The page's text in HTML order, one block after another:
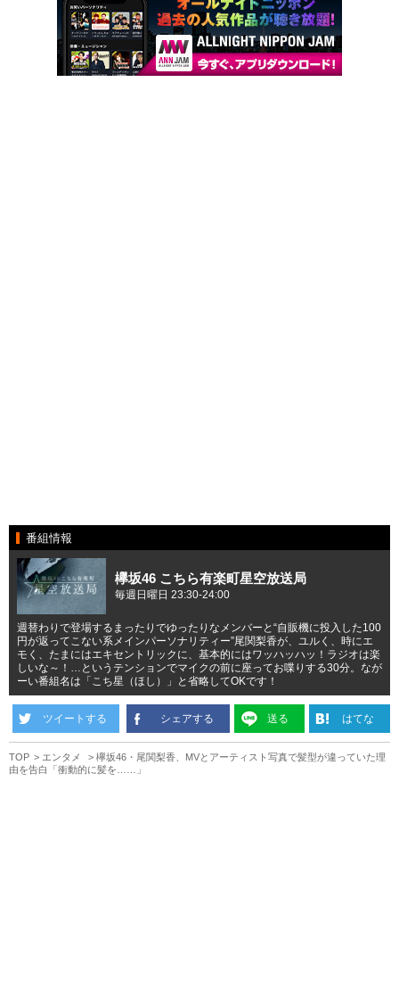
番組情報
欅坂46 こちら有楽町星空放送局
毎週日曜日 23:30-24:00
週替わりで登場するまったりでゆったりなメンバーと“自販機に投入した100
円が返ってこない系メインパーソナリティー”尾関梨香が、ユルく、時にエ
モく、たまにはエキセントリックに、基本的にはワッハッハッ！ラジオは楽
しいな～！…というテンションでマイクの前に座ってお喋りする30分。なが
ーい番組名は「こち星（ほし）」と省略してOKです！
ツイートする シェアする 送る はてな
TOP エンタメ
欅坂46・尾関梨香、MVとアーティスト写真で髪型が違っていた理
由を告白「衝動的に髪を……」